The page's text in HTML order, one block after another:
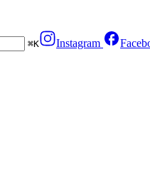
⌘K Instagram